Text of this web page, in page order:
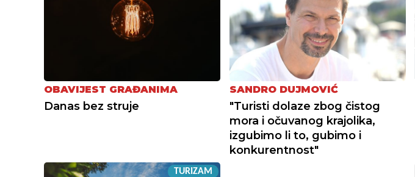
OBAVIJEST GRAĐANIMA
Danas bez struje
SANDRO DUJMOVIĆ
"Turisti dolaze zbog čistog
mora i očuvanog krajolika,
izgubimo li to, gubimo i
konkurentnost"
TURIZAM